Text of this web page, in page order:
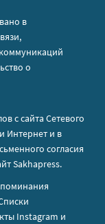
в
о
с сайта Сетевого
Интернет и в
согласия
Sakhapress.
Instagram и